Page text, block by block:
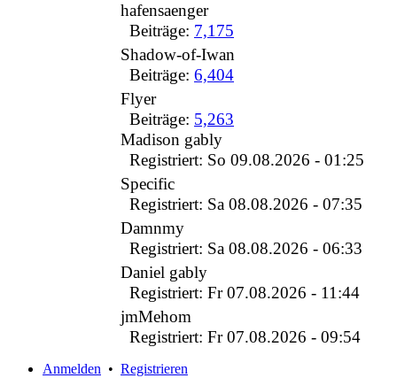
hafensaenger
Beiträge: 7,175
Shadow-of-Iwan
Beiträge: 6,404
Flyer
Beiträge: 5,263
Madison gably
Registriert: So 09.08.2026 - 01:25
Specific
Registriert: Sa 08.08.2026 - 07:35
Damnmy
Registriert: Sa 08.08.2026 - 06:33
Daniel gably
Registriert: Fr 07.08.2026 - 11:44
jmMehom
Registriert: Fr 07.08.2026 - 09:54
Anmelden • Registrieren